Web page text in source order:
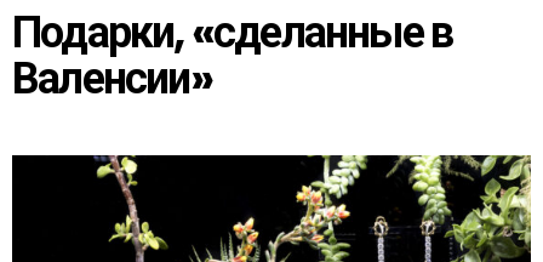
Подарки, «сделанные в
Валенсии»